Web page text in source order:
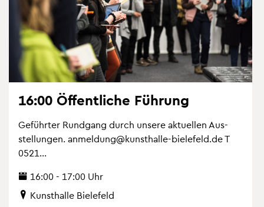
16:00 Öf­fent­li­che Füh­rung
Ge­führ­ter Rund­gang durch un­se­re ak­tu­el­len Aus­
stel­lun­gen. an­mel­dung@​kunsthalle-​bielefeld.​de T
0521...
16:00 - 17:00 Uhr
Kunst­hal­le Bie­le­feld